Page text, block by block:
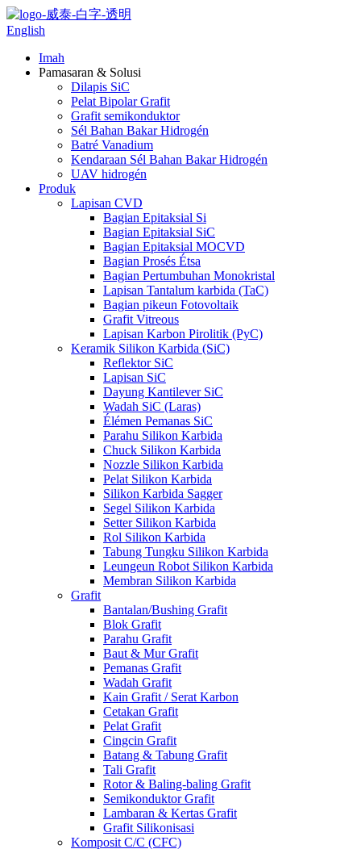
English
Imah
Pamasaran & Solusi
Dilapis SiC
Pelat Bipolar Grafit
Grafit semikonduktor
Sél Bahan Bakar Hidrogén
Batré Vanadium
Kendaraan Sél Bahan Bakar Hidrogén
UAV hidrogén
Produk
Lapisan CVD
Bagian Epitaksial Si
Bagian Epitaksial SiC
Bagian Epitaksial MOCVD
Bagian Prosés Étsa
Bagian Pertumbuhan Monokristal
Lapisan Tantalum karbida (TaC)
Bagian pikeun Fotovoltaik
Grafit Vitreous
Lapisan Karbon Pirolitik (PyC)
Keramik Silikon Karbida (SiC)
Reflektor SiC
Lapisan SiC
Dayung Kantilever SiC
Wadah SiC (Laras)
Élémen Pemanas SiC
Parahu Silikon Karbida
Chuck Silikon Karbida
Nozzle Silikon Karbida
Pelat Silikon Karbida
Silikon Karbida Sagger
Segel Silikon Karbida
Setter Silikon Karbida
Rol Silikon Karbida
Tabung Tungku Silikon Karbida
Leungeun Robot Silikon Karbida
Membran Silikon Karbida
Grafit
Bantalan/Bushing Grafit
Blok Grafit
Parahu Grafit
Baut & Mur Grafit
Pemanas Grafit
Wadah Grafit
Kain Grafit / Serat Karbon
Cetakan Grafit
Pelat Grafit
Cingcin Grafit
Batang & Tabung Grafit
Tali Grafit
Rotor & Baling-baling Grafit
Semikonduktor Grafit
Lambaran & Kertas Grafit
Grafit Silikonisasi
Komposit C/C (CFC)